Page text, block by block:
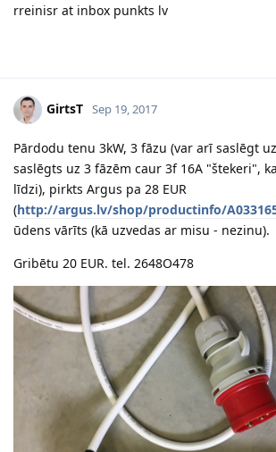
rreinisr at inbox punkts lv
GirtsT Sep 19, 2017
Pārdodu tenu 3kW, 3 fāzu (var arī saslēgt
saslēgts uz 3 fāzēm caur 3f 16A "štekeri",
līdzi), pirkts Argus pa 28 EUR
(http://argus.lv/shop/productinfo/
ūdens vārīts (kā uzvedas ar misu - nezinu).
Gribētu 20 EUR. tel. 2648O478